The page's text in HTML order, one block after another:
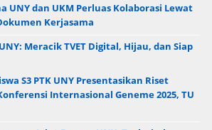
UNY dan UKM Perluas Kolaborasi Lewat
Kerjasama
Meracik TVET Digital, Hijau, dan Siap
S3 PTK UNY Presentasikan Riset
Internasional Geneme 2025, TU